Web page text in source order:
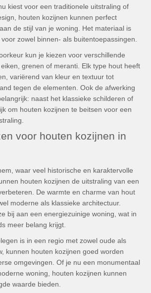
kiest voor een traditionele uitstraling of
houten kozijnen kunnen perfect
de stijl van je woning. Het materiaal is
zowel binnen- als buitentoepassingen.
kun je kiezen voor verschillende
grenen of meranti. Elk type hout heeft
variërend van kleur en textuur tot
tegen de elementen. Ook de afwerking
naast het klassieke schilderen of
om houten kozijnen te beitsen voor een
voor houten kozijnen in
waar veel historische en karaktervolle
houten kozijnen de uitstraling van een
De warmte en charme van hout
moderne als klassieke architectuur.
bij aan een energiezuinige woning, wat in
meer belang krijgt.
is in een regio met zowel oude als
kunnen houten kozijnen goed worden
omgevingen. Of je nu een monumentaal
woning, houten kozijnen kunnen
waarde bieden.